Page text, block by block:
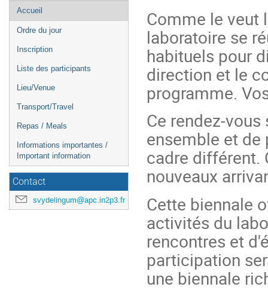
Menu
de
l'événement
Accueil
Ordre du jour
Inscription
Liste des participants
Lieu/Venue
Transport/Travel
Repas / Meals
Informations importantes /
Important information
Contact
svydelingum@apc.in2p3.fr
Comme le veut
laboratoire se
habituels pour
direction et le
programme.
Ce rendez-
ensemble et
cadre différent.
nouveaux
Cette biennale
activités du
rencontres et
participation
une biennale